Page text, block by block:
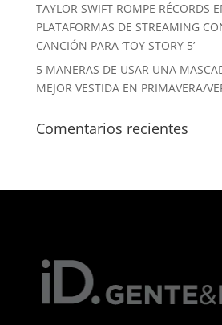
TAYLOR SWIFT ROMPE RÉCORDS
PLATAFORMAS DE STREAMING
CANCIÓN PARA ‘TOY STORY 5’
5 MANERAS DE USAR UNA
MEJOR VESTIDA EN PRIMAVERA/
Comentarios recientes